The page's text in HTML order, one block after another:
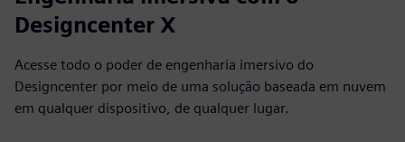
Designcenter X
Acesse todo o poder de engenharia imersivo do
Designcenter por meio de uma solução baseada em nuvem
em qualquer dispositivo, de qualquer lugar.